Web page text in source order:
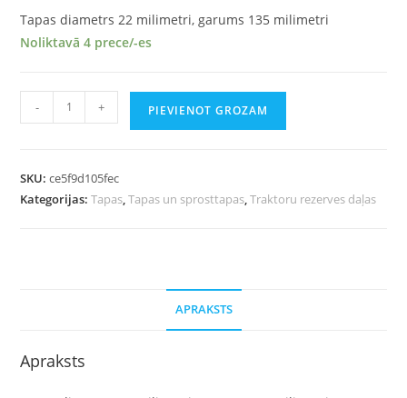
Tapas diametrs 22 milimetri, garums 135 milimetri
Noliktavā 4 prece/-es
- + PIEVIENOT GROZAM
SKU:ce5f9d105fec
Kategorijas:Tapas,Tapas un sprosttapas,Traktoru rezerves daļas
APRAKSTS
Apraksts